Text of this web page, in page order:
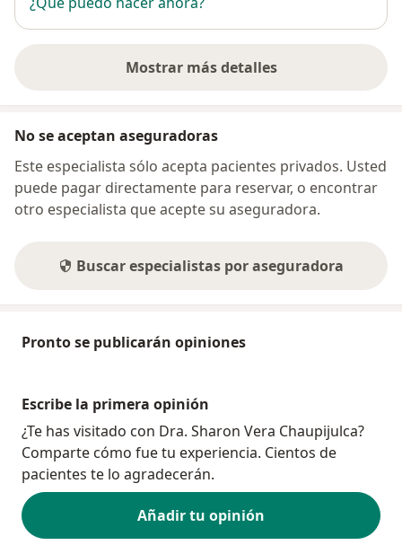
Mostrar más detalles
sobre la dirección
No se aceptan aseguradoras
Este especialista sólo acepta pacientes privados. Usted
puede pagar directamente para reservar, o encontrar
otro especialista que acepte su aseguradora.
Buscar especialistas por aseguradora
Pronto se publicarán opiniones
Escribe la primera opinión
¿Te has visitado con Dra. Sharon Vera Chaupijulca?
Comparte cómo fue tu experiencia. Cientos de
pacientes te lo agradecerán.
Añadir tu opinión